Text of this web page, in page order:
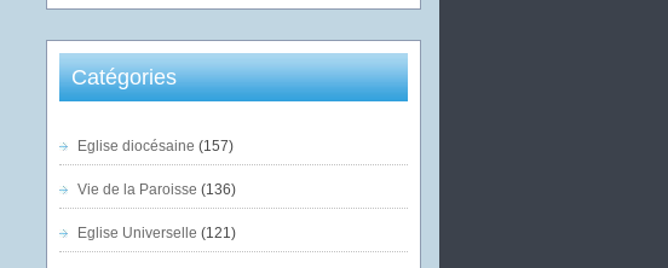
Catégories
Eglise diocésaine (157)
Vie de la Paroisse (136)
Eglise Universelle (121)